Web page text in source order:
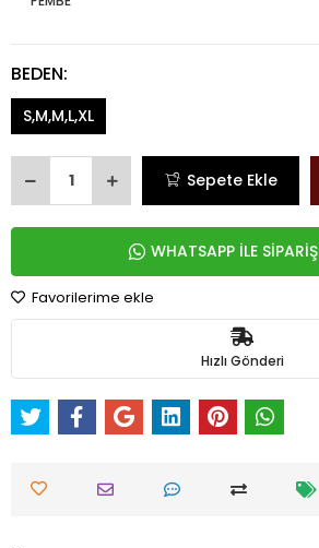
BEDEN:
S,M,M,L,XL
Sepete Ekle
WHATSAPP İLE
Favorilerime ekle
Hızlı Gönderi